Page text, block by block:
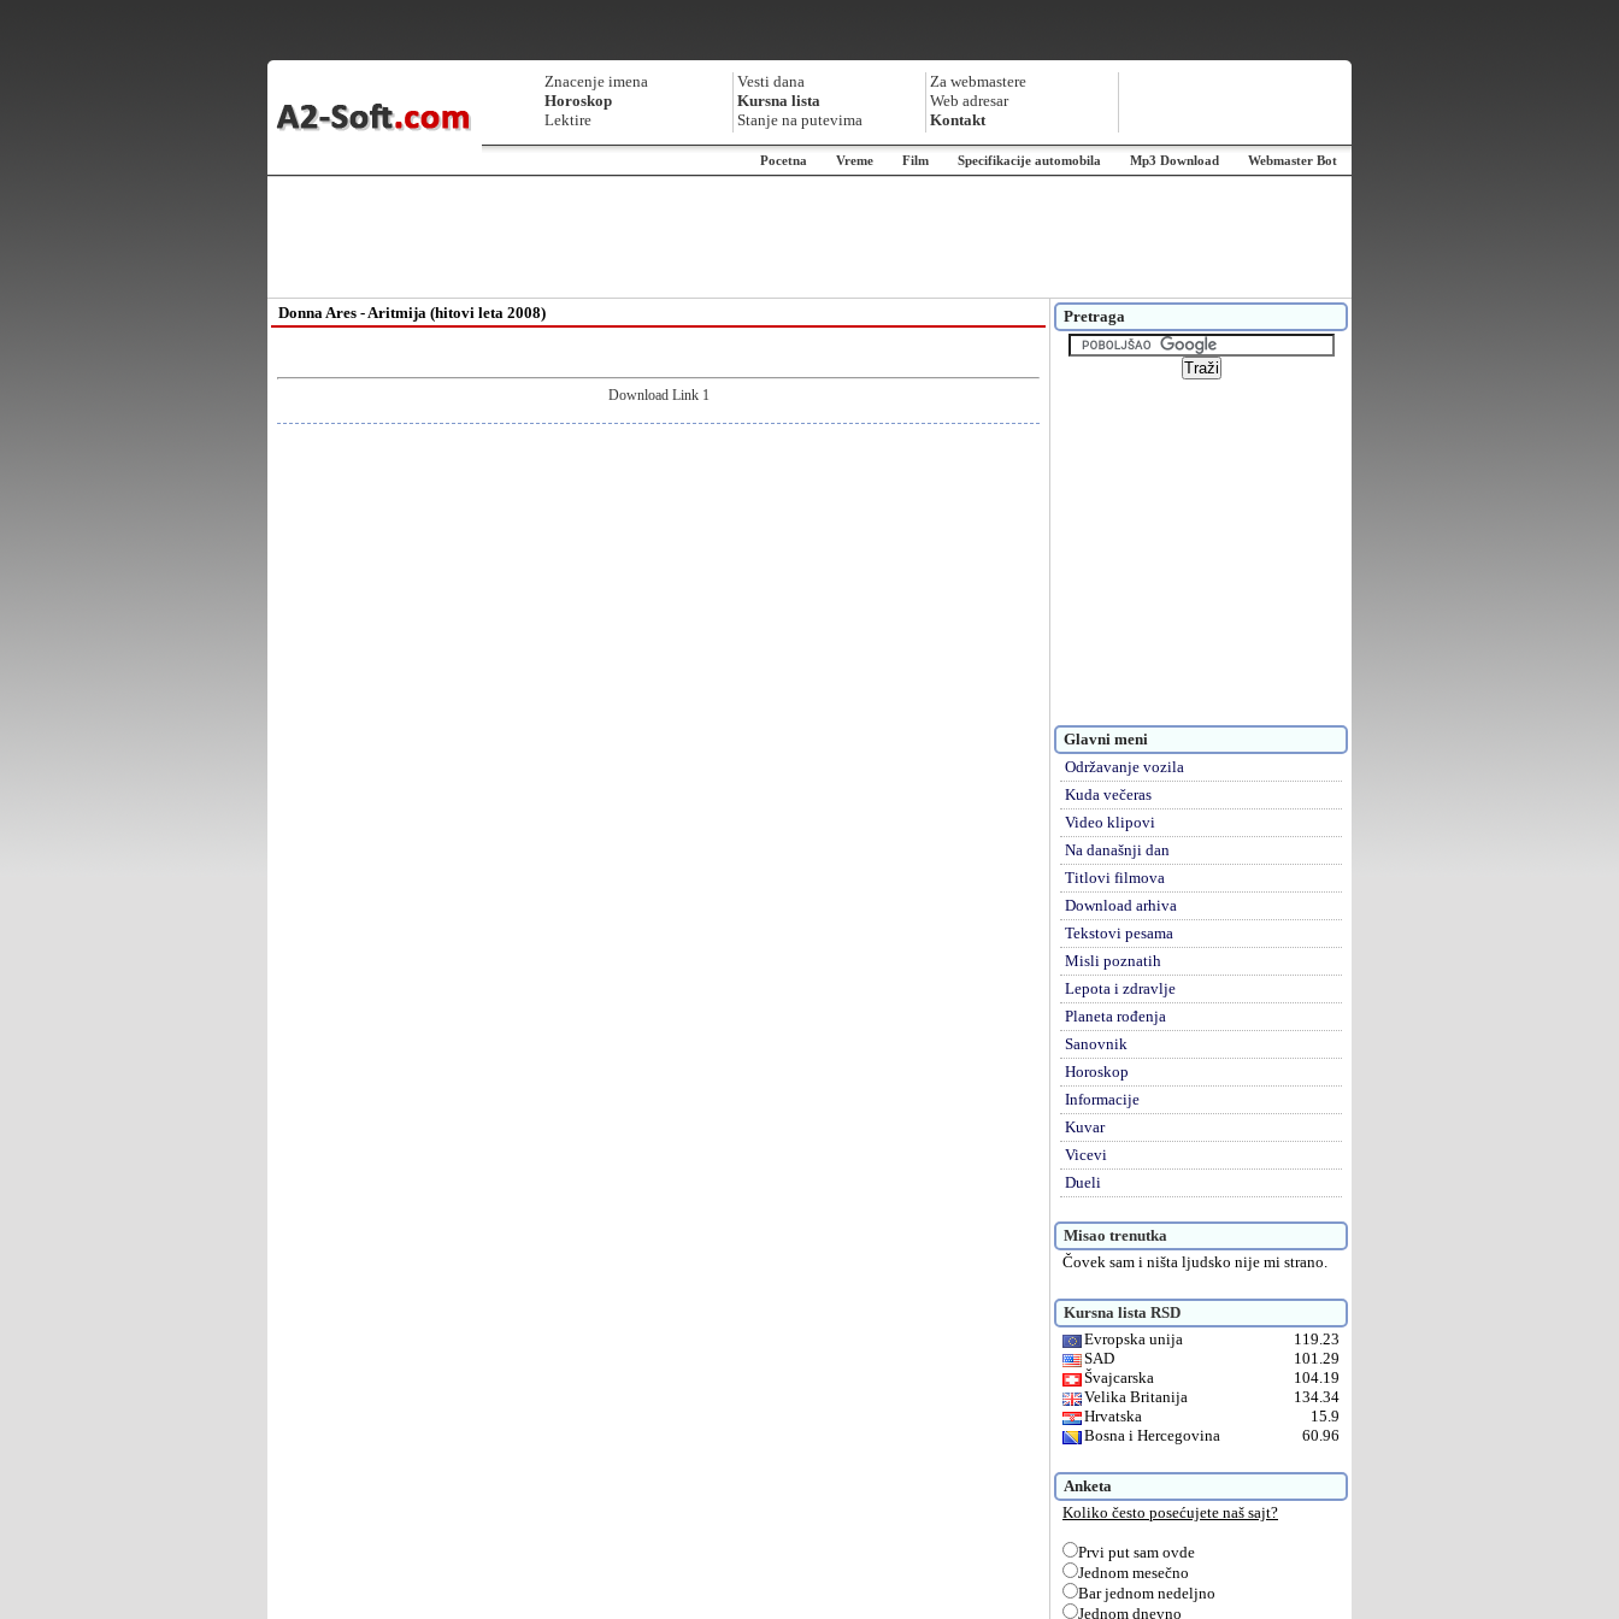
Znacenje imena
Horoskop
Lektire
Vesti dana
Kursna lista
Stanje na putevima
Za webmastere
Web adresar
Kontakt
Pocetna Vreme Film Specifikacije automobila Mp3 Download Webmaster Bot
Donna Ares - Aritmija (hitovi leta 2008)
Download Link 1
Pretraga
Glavni meni
Održavanje vozila
Kuda večeras
Video klipovi
Na današnji dan
Titlovi filmova
Download arhiva
Tekstovi pesama
Misli poznatih
Lepota i zdravlje
Planeta rođenja
Sanovnik
Horoskop
Informacije
Kuvar
Vicevi
Dueli
Misao trenutka
Čovek sam i ništa ljudsko nije mi strano.
Kursna lista RSD
Evropska unija
119.23
SAD
101.29
Švajcarska
104.19
Velika Britanija
134.34
Hrvatska
15.9
Bosna i Hercegovina
60.96
Anketa
Koliko često posećujete naš sajt?
Prvi put sam ovde
Jednom mesečno
Bar jednom nedeljno
Jednom dnevno